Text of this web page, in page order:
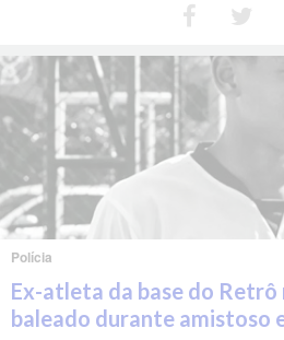
Polícia
Ex-atleta da base do Retrô
baleado durante amistoso